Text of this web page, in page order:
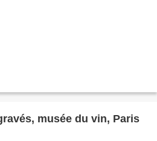
musée du vin, Paris